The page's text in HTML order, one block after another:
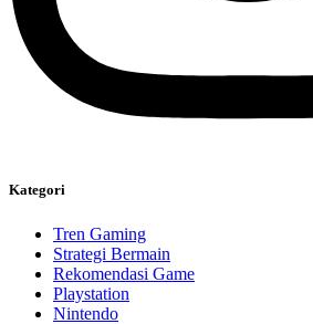
Kategori
Tren Gaming
Strategi Bermain
Rekomendasi Game
Playstation
Nintendo